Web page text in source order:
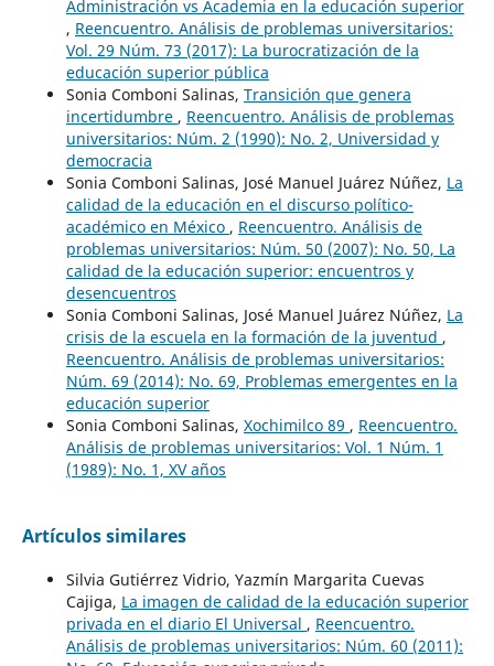
Administración vs Academia en la educación superior
, Reencuentro. Análisis de problemas universitarios:
Vol. 29 Núm. 73 (2017): La burocratización de la
educación superior pública
Sonia Comboni Salinas, Transición que genera
incertidumbre , Reencuentro. Análisis de problemas
universitarios: Núm. 2 (1990): No. 2, Universidad y
democracia
Sonia Comboni Salinas, José Manuel Juárez Núñez, La
calidad de la educación en el discurso político-
académico en México , Reencuentro. Análisis de
problemas universitarios: Núm. 50 (2007): No. 50, La
calidad de la educación superior: encuentros y
desencuentros
Sonia Comboni Salinas, José Manuel Juárez Núñez, La
crisis de la escuela en la formación de la juventud ,
Reencuentro. Análisis de problemas universitarios:
Núm. 69 (2014): No. 69, Problemas emergentes en la
educación superior
Sonia Comboni Salinas, Xochimilco 89 , Reencuentro.
Análisis de problemas universitarios: Vol. 1 Núm. 1
(1989): No. 1, XV años
Artículos similares
Silvia Gutiérrez Vidrio, Yazmín Margarita Cuevas
Cajiga, La imagen de calidad de la educación superior
privada en el diario El Universal , Reencuentro.
Análisis de problemas universitarios: Núm. 60 (2011):